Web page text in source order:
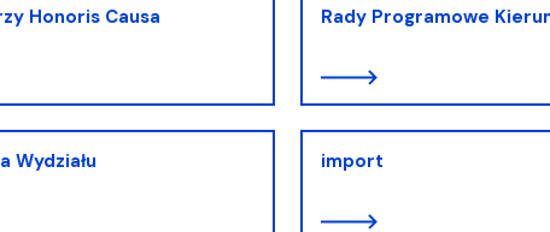
Honoris Causa Rady Programowe
Wydziału import